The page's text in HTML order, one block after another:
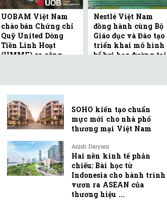
UOBAM Việt Nam
chào bán Chứng chỉ
Quỹ United Dòng
Tiền Linh Hoạt
(UMMF) ra công ...
Nestlé Việt Nam
đồng hành cùng Bộ
Giáo dục và Đào tạo
triển khai mô hình
bể bơi học đường tại
SOHO kiến tạo chuẩn
mực mới cho nhà phố
thương mại Việt Nam
Anish Daryani
Hai nền kinh tế phản
chiếu: Bài học từ
Indonesia cho hành trình
vươn ra ASEAN của
thương hiệu ...